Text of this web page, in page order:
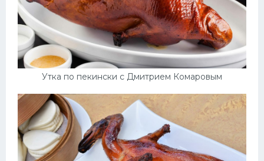
Утка по пекински с Дмитрием Комаровым
Категории картинок
Супы
Мясные блюда
Салат
Выпечка
Десерт